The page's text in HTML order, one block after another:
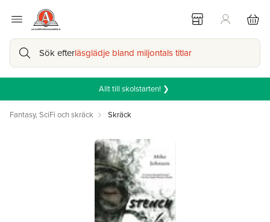
Sök efterläsglädje bland miljontals titlar
Allt till skolstarten! ❯
Fantasy, SciFi och skräck Skräck